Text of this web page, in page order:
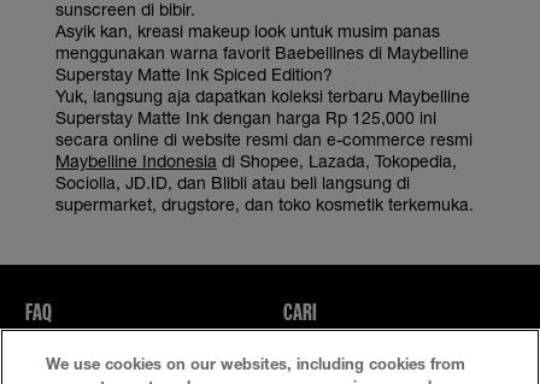
sunscreen di bibir.
Asyik kan, kreasi makeup look untuk musim panas
menggunakan warna favorit Baebellines di Maybelline
Superstay Matte Ink Spiced Edition?
Yuk, langsung aja dapatkan koleksi terbaru Maybelline
Superstay Matte Ink dengan harga Rp 125,000 ini
secara online di website resmi dan e-commerce resmi
Maybelline Indonesia di Shopee, Lazada, Tokopedia,
Sociolla, JD.ID, dan Blibli atau beli langsung di
supermarket, drugstore, dan toko kosmetik terkemuka.
FAQ CARI
Kebijakan Privasi Ketentuan Penggunaan
We use cookies on our websites, including cookies from